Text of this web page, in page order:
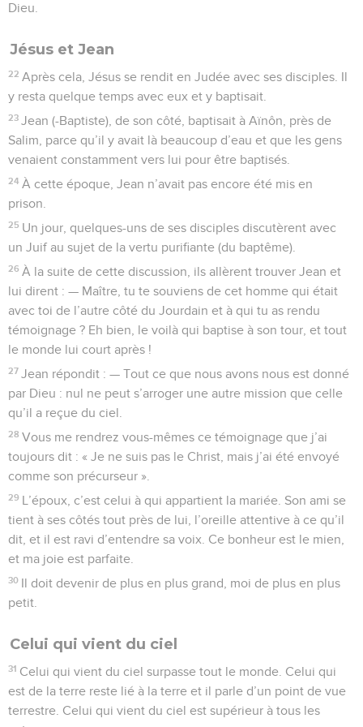
Dieu.
Jésus et Jean
22 Après cela, Jésus se rendit en Judée avec ses disciples. Il
y resta quelque temps avec eux et y baptisait.
23 Jean (-Baptiste), de son côté, baptisait à Aïnôn, près de
Salim, parce qu’il y avait là beaucoup d’eau et que les gens
venaient constamment vers lui pour être baptisés.
24 À cette époque, Jean n’avait pas encore été mis en
prison.
25 Un jour, quelques-uns de ses disciples discutèrent avec
un Juif au sujet de la vertu purifiante (du baptême).
26 À la suite de cette discussion, ils allèrent trouver Jean et
lui dirent : — Maître, tu te souviens de cet homme qui était
avec toi de l’autre côté du Jourdain et à qui tu as rendu
témoignage ? Eh bien, le voilà qui baptise à son tour, et tout
le monde lui court après !
27 Jean répondit : — Tout ce que nous avons nous est donné
par Dieu : nul ne peut s’arroger une autre mission que celle
qu’il a reçue du ciel.
28 Vous me rendrez vous-mêmes ce témoignage que j’ai
toujours dit : « Je ne suis pas le Christ, mais j’ai été envoyé
comme son précurseur ».
29 L’époux, c’est celui à qui appartient la mariée. Son ami se
tient à ses côtés tout près de lui, l’oreille attentive à ce qu’il
dit, et il est ravi d’entendre sa voix. Ce bonheur est le mien,
et ma joie est parfaite.
30 Il doit devenir de plus en plus grand, moi de plus en plus
petit.
Celui qui vient du ciel
31 Celui qui vient du ciel surpasse tout le monde. Celui qui
est de la terre reste lié à la terre et il parle d’un point de vue
terrestre. Celui qui vient du ciel est supérieur à tous les